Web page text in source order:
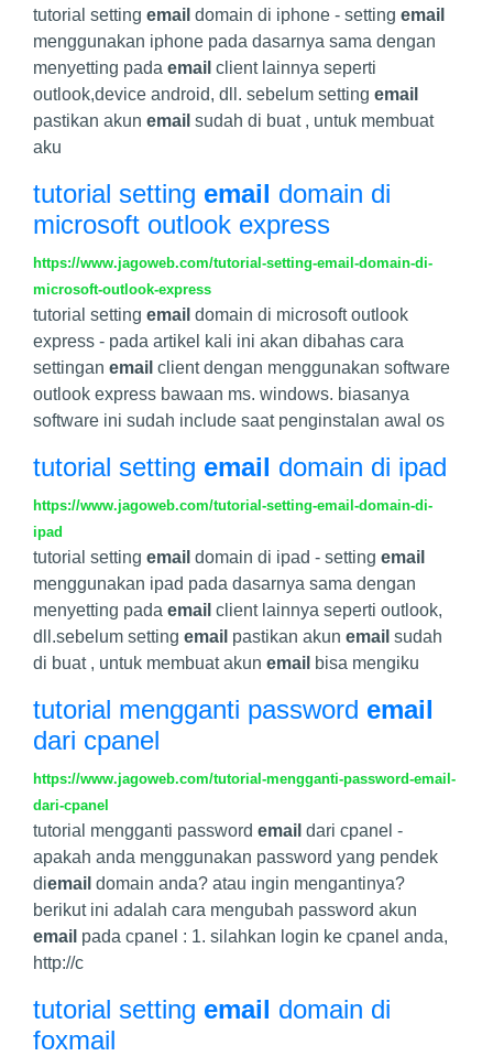
tutorial setting email domain di iphone - setting email
menggunakan iphone pada dasarnya sama dengan
menyetting pada email client lainnya seperti
outlook,device android, dll. sebelum setting email
pastikan akun email sudah di buat , untuk membuat
aku
tutorial setting email domain di
microsoft outlook express
https://www.jagoweb.com/tutorial-setting-email-domain-di-
microsoft-outlook-express
tutorial setting email domain di microsoft outlook
express - pada artikel kali ini akan dibahas cara
settingan email client dengan menggunakan software
outlook express bawaan ms. windows. biasanya
software ini sudah include saat penginstalan awal os
tutorial setting email domain di ipad
https://www.jagoweb.com/tutorial-setting-email-domain-di-
ipad
tutorial setting email domain di ipad - setting email
menggunakan ipad pada dasarnya sama dengan
menyetting pada email client lainnya seperti outlook,
dll.sebelum setting email pastikan akun email sudah
di buat , untuk membuat akun email bisa mengiku
tutorial mengganti password email
dari cpanel
https://www.jagoweb.com/tutorial-mengganti-password-email-
dari-cpanel
tutorial mengganti password email dari cpanel -
apakah anda menggunakan password yang pendek
diemail domain anda? atau ingin mengantinya?
berikut ini adalah cara mengubah password akun
email pada cpanel : 1. silahkan login ke cpanel anda,
http://c
tutorial setting email domain di
foxmail